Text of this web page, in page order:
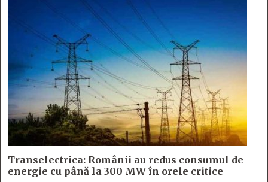
Transelectrica: Românii au redus consumul de
energie cu până la 300 MW în orele critice